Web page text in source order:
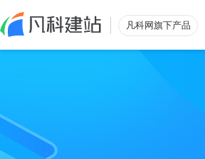
凡科网旗下产品